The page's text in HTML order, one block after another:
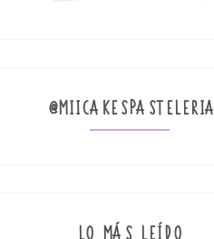
@MIICAKESPASTELERIA
LO MÁS LEÍDO